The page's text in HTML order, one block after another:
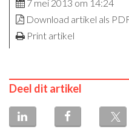
7 mei 2013 om 14:24
Download artikel als
Print artikel
Deel dit artikel